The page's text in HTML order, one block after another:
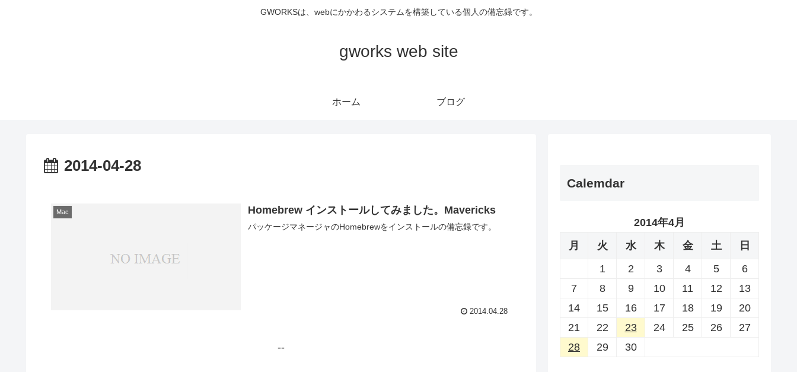
GWORKSは、webにかかわるシステムを構築している個人の備忘録です。
gworks web site
ホーム ブログ
2014-04-28
Mac Homebrew インストールしてみました。Mavericks
パッケージマネージャのHomebrewをインストールの備忘録です。
2014.04.28
--
Calemdar
2014年4月
月
火 水 木 金 土
日
1
2 3 4 5
6
7
8 9 10 11 12
13
14
15 16 17 18 19
20
21
22 23 24 25 26
27
28
29 30